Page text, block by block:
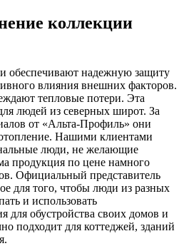
коллекции
обеспечивают надежную защиту
влияния внешних факторов.
тепловые потери. Эта
людей из северных широт. За
от «Альта-Профиль» они
Нашими клиентами
люди, не желающие
продукция по цене намного
Официальный представитель
для того, чтобы люди из разных
и использовать
для обустройства своих домов и
подходит для коттеджей, зданий